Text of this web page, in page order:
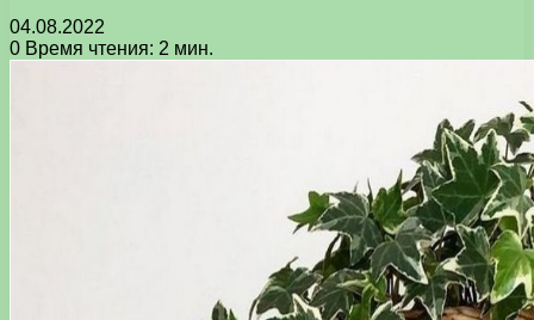
04.08.2022
0 Время чтения: 2 мин.